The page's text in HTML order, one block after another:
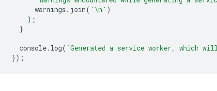
warnings . join( '\n' )
);
}
console. log( `Generated a service worker, which
});